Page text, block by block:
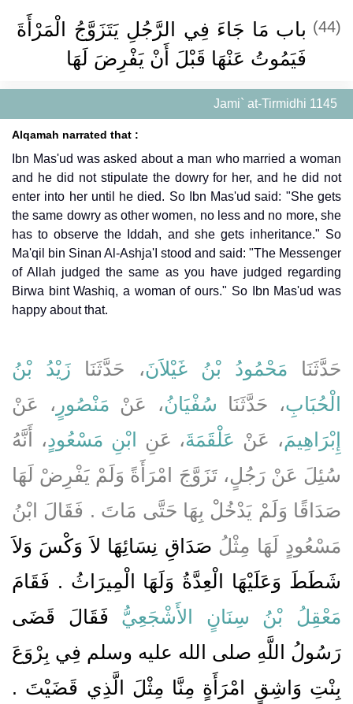
(44) باب مَا جَاءَ فِي الرَّجُلِ يَتَزَوَّجُ الْمَرْأَةَ
فَيَمُوتُ عَنْهَا قَبْلَ أَنْ يَفْرِضَ لَهَا
Jami` at-Tirmidhi 1145
Alqamah narrated that :
Ibn Mas'ud was asked about a man who married a woman
and he did not stipulate the dowry for her, and he did not
enter into her until he died. So Ibn Mas'ud said: "She gets
the same dowry as other women, no less and no more, she
has to observe the Iddah, and she gets inheritance." So
Ma'qil bin Sinan Al-Ashja'I stood and said: "The Messenger
of Allah judged the same as you have judged regarding
Birwa bint Washiq, a woman of ours." So Ibn Mas'ud was
happy about that.
حَدَّثَنَا مَحْمُودُ بْنُ غَيْلاَنَ، حَدَّثَنَا زَيْدُ بْنُ
الْحُبَابِ، حَدَّثَنَا سُفْيَانُ، عَنْ مَنْصُورٍ ، عَنْ
إِبْرَاهِيمَ، عَنْ عَلْقَمَةَ، عَنِ ابْنِ مَسْعُودٍ، أَنَّهُ
سُئِلَ عَنْ رَجُلٍ، تَزَوَّجَ امْرَأَةً وَلَمْ يَفْرِضْ لَهَا
صَدَاقًا وَلَمْ يَدْخُلْ بِهَا حَتَّى مَاتَ ‏.‏ فَقَالَ ابْنُ
مَسْعُودٍ لَهَا مِثْلُ صَدَاقِ نِسَائِهَا لاَ وَكْسَ وَلاَ
شَطَطَ وَعَلَيْهَا الْعِدَّةُ وَلَهَا الْمِيرَاثُ ‏.‏ فَقَامَ
مَعْقِلُ بْنُ سِنَانٍ الأَشْجَعِيُّ فَقَالَ قَضَى
رَسُولُ اللَّهِ صلى الله عليه وسلم فِي بِرْوَعَ
بِنْتِ وَاشِقٍ امْرَأَةٍ مِنَّا مِثْلَ الَّذِي قَضَيْتَ ‏.‏